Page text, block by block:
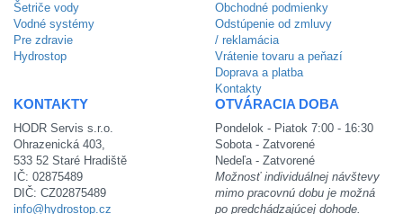
Šetriče vody
Vodné systémy
Pre zdravie
Hydrostop
Obchodné podmienky
Odstúpenie od zmluvy
/ reklamácia
Vrátenie tovaru a peňazí
Doprava a platba
Kontakty
KONTAKTY
HODR Servis s.r.o.
Ohrazenická 403,
533 52 Staré Hradiště
IČ: 02875489
DIČ: CZ02875489
info@hydrostop.cz
OTVÁRACIA DOBA
Pondelok - Piatok 7:00 - 16:30
Sobota - Zatvorené
Nedeľa - Zatvorené
Možnosť individuálnej návštevy
mimo pracovnú dobu je možná
po predchádzajúcej dohode.